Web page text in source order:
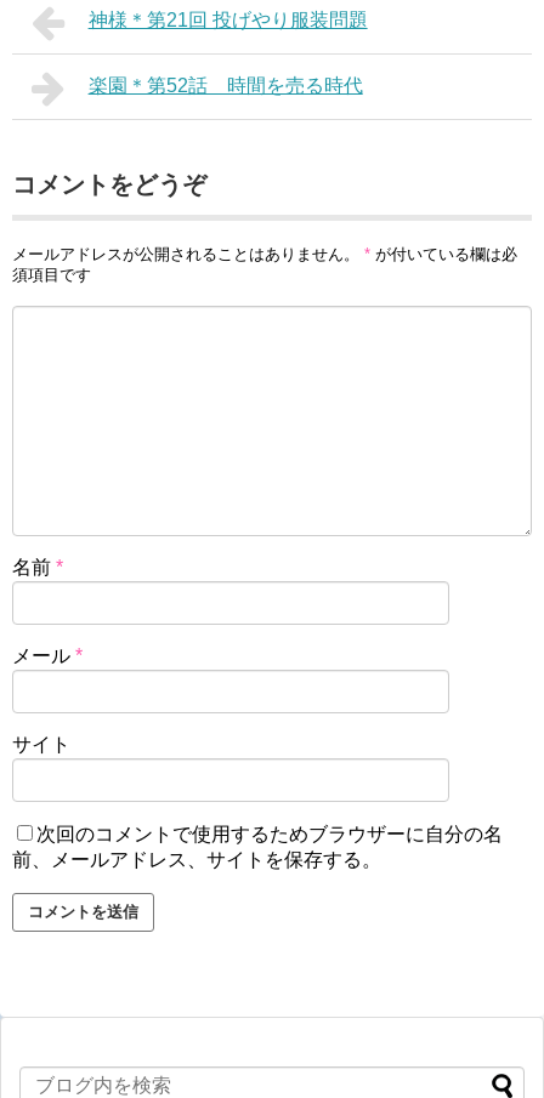
神様＊第21回 投げやり服装問題
楽園＊第52話 時間を売る時代
コメントをどうぞ
メールアドレスが公開されることはありません。 * が付いている欄は必
須項目です
名前 *
メール *
サイト
次回のコメントで使用するためブラウザーに自分の名
前、メールアドレス、サイトを保存する。